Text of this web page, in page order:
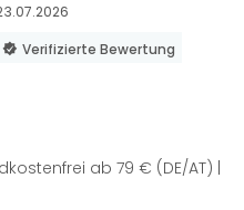
Verifizierte Bewertung
ab 79 € (DE/AT) |